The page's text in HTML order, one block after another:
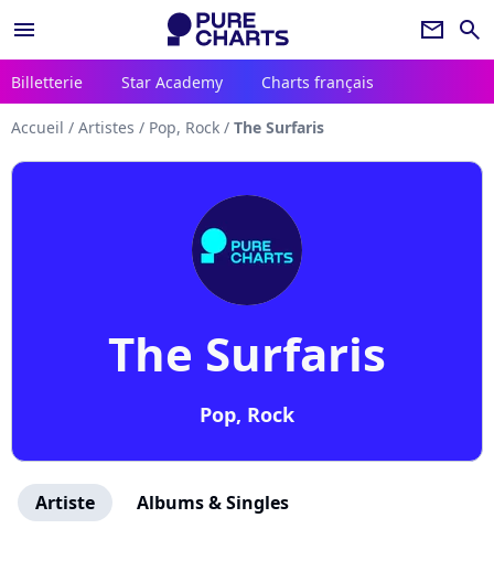
menu newsletter search
Billetterie Star Academy Charts français
Accueil / Artistes / Pop, Rock / The Surfaris
The Surfaris
Pop, Rock
Artiste Albums & Singles